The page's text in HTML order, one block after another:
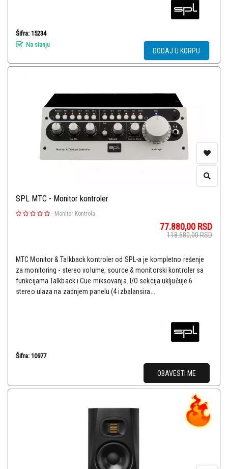
Šifra: 15234
Na stanju
DODAJ U KORPU
SPL MTC - Monitor kontroler
- Monitor Kontrola
77.880,00 RSD
118.680,00RSD
MTC Monitor & Talkback kontroler od SPL-a je kompletno rešenje
za monitoring - stereo volume, source & monitorski kontroler sa
funkcijama Talkback i Cue miksovanja. I/O sekcija uključuje 6
stereo ulaza na zadnjem panelu (4 izbalansira...
Šifra: 10977
OBAVESTI ME